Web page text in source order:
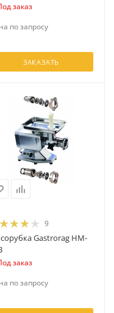
заказ
по запросу
ЗАКАЗАТЬ
9
Gastrorag HM-
заказ
по запросу